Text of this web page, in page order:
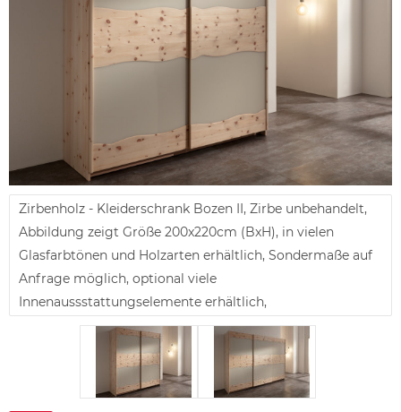
Zirbenholz - Kleiderschrank Bozen II, Zirbe unbehandelt,
Abbildung zeigt Größe 200x220cm (BxH), in vielen
Glasfarbtönen und Holzarten erhältlich, Sondermaße auf
Anfrage möglich, optional viele
Innenaussstattungselemente erhältlich,